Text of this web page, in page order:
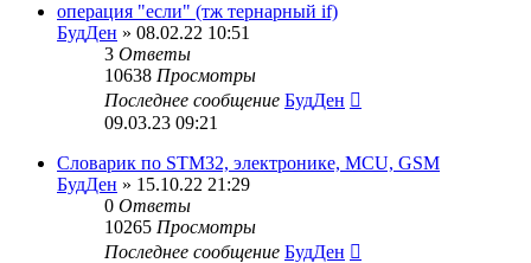
операция "если" (тж тернарный if)
БудДен » 08.02.22 10:51
3 Ответы
10638 Просмотры
Последнее сообщение БудДен
09.03.23 09:21
Словарик по STM32, электронике, MCU, GSM
БудДен » 15.10.22 21:29
0 Ответы
10265 Просмотры
Последнее сообщение БудДен